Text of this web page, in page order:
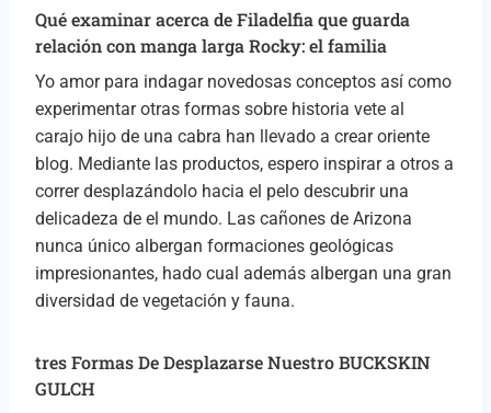
Qué examinar acerca de Filadelfia que guarda
relación con manga larga Rocky: el familia
Yo amor para indagar novedosas conceptos así­ como
experimentar otras formas sobre historia vete al
carajo hijo de una cabra han llevado a crear oriente
blog. Mediante las productos, espero inspirar a otros a
correr desplazándolo hacia el pelo descubrir una
delicadeza de el mundo. Las cañones de Arizona
nunca único albergan formaciones geológicas
impresionantes, hado cual además albergan una gran
diversidad de vegetación y fauna.
tres Formas De Desplazarse Nuestro BUCKSKIN
GULCH